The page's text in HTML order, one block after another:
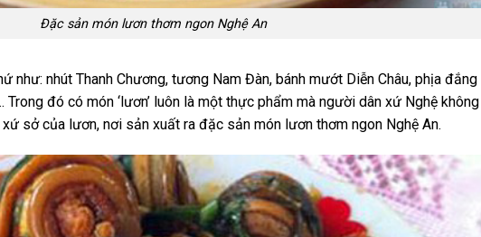
Đặc sản món lươn thơm ngon Nghệ An
như: nhút Thanh Chương, tương Nam Đàn, bánh mướt Diễn Châu, phịa đắng
Trong đó có món ‘lươn’ luôn là một thực phẩm mà người dân xứ Nghệ
sở của lươn, nơi sản xuất ra đặc sản món lươn thơm ngon Nghệ An.